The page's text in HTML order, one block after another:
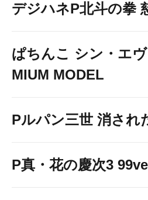
デジハネP北斗の拳
ぱちんこ シン・エ
MIUM MODEL
Pルパン三世 消され
P真・花の慶次3